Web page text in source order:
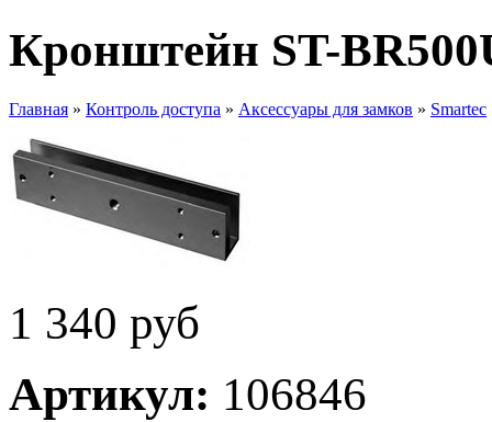
Кронштейн ST-
Главная » Контроль доступа » Аксессуары для замков » Smartec
1 340 руб
Артикул: 106846